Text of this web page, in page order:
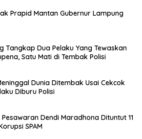
Prapid Mantan Gubernur Lampung
Tangkap Dua Pelaku Yang Tewaskan
Satu Mati di Tembak Polisi
Dunia Ditembak Usai Cekcok
Diburu Polisi
Dendi Maradhona Dituntut 11
SPAM